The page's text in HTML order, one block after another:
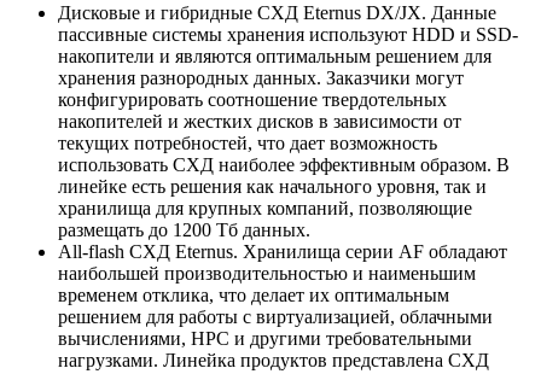
Дисковые и гибридные СХД Eternus DX/JX. Данные
пассивные системы хранения используют HDD и SSD-
накопители и являются оптимальным решением для
хранения разнородных данных. Заказчики могут
конфигурировать соотношение твердотельных
накопителей и жестких дисков в зависимости от
текущих потребностей, что дает возможность
использовать СХД наиболее эффективным образом. В
линейке есть решения как начального уровня, так и
хранилища для крупных компаний, позволяющие
размещать до 1200 Тб данных.
All-flash СХД Eternus. Хранилища серии AF обладают
наибольшей производительностью и наименьшим
временем отклика, что делает их оптимальным
решением для работы с виртуализацией, облачными
вычислениями, HPC и другими требовательными
нагрузками. Линейка продуктов представлена СХД